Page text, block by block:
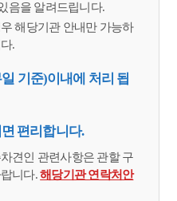
음을 알려드립니다.
해당기관 안내만 가능하
.
기준)이내에 처리 됩
편리합니다.
견인 관련사항은 관할 구
랍니다.해당기관 연락처안